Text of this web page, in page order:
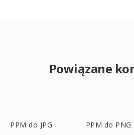
Powiązane
PPM do JPG PPM do PNG